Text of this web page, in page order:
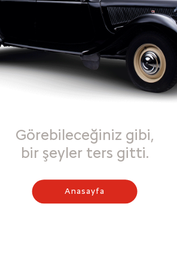
Görebileceğiniz gibi,
bir şeyler ters gitti.
Anasayfa